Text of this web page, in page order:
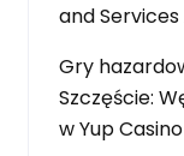
and Services
Gry
Szczęście:
w Yup Casino